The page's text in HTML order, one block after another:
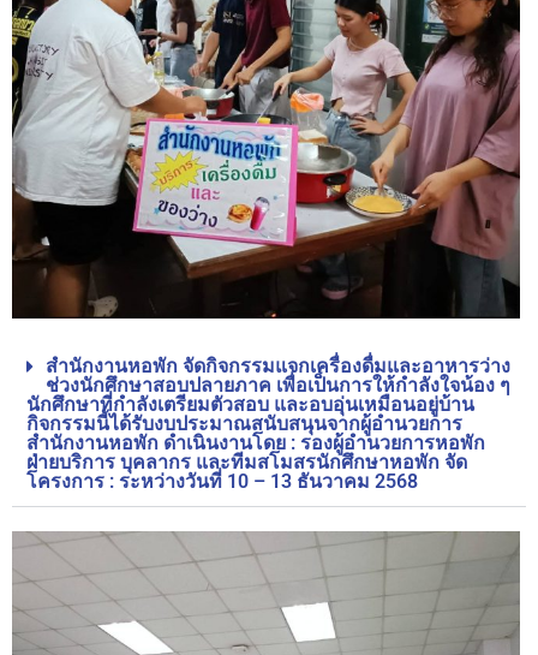
สำนักงานหอพัก จัดกิจกรรมแจกเครื่องดื่มและอาหารว่าง
ช่วงนักศึกษาสอบปลายภาค เพื่อเป็นการให้กำลังใจน้อง ๆ
นักศึกษาที่กำลังเตรียมตัวสอบ และอบอุ่นเหมือนอยู่บ้าน
กิจกรรมนี้ได้รับงบประมาณสนับสนุนจากผู้อำนวยการ
สำนักงานหอพัก ดำเนินงานโดย : รองผู้อำนวยการหอพัก
ฝ่ายบริการ บุคลากร และทีมสโมสรนักศึกษาหอพัก จัด
โครงการ : ระหว่างวันที่ 10 – 13 ธันวาคม 2568